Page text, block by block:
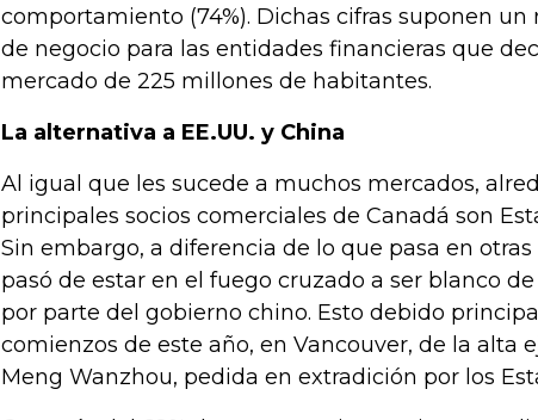
comportamiento (74%). Dichas cifras suponen
de negocio para las entidades financieras que
mercado de 225 millones de habitantes.
La alternativa a EE.UU. y China
Al igual que les sucede a muchos mercados,
principales socios comerciales de Canadá son
Sin embargo, a diferencia de lo que pasa en
pasó de estar en el fuego cruzado a ser blanco
por parte del gobierno chino. Esto debido
comienzos de este año, en Vancouver, de la alta
Meng Wanzhou, pedida en extradición por los